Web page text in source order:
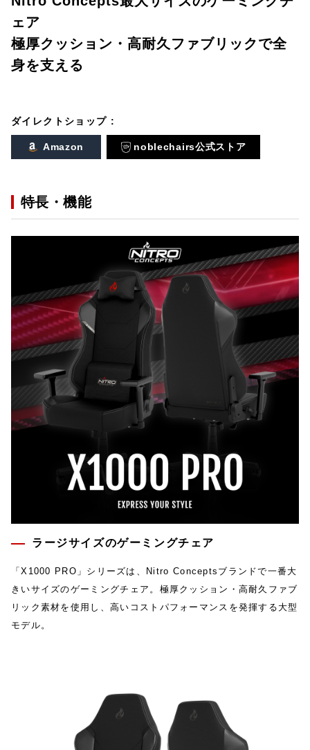
ェア
極厚クッション・高耐久ファブリックで全
身を支える
ダイレクトショップ :
Amazon noblechairs公式ストア
特長・機能
ラージサイズのゲーミングチェア
「X1000 PRO」シリーズは、Nitro Conceptsブランドで一番大
きいサイズのゲーミングチェア。極厚クッション・高耐久ファブ
リック素材を使用し、高いコストパフォーマンスを発揮する大型
モデル。